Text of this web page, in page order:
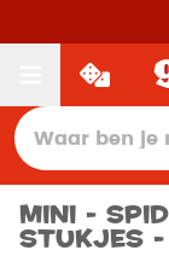
Mini -
stukjes -